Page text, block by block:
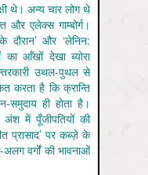
थे। अन्य चार लोग थे
और एलेक्स गाम्बोर्ग।
दौरान’ और ‘लेनिन:
का आँखों देखा ब्योरा
उथल-पुथल से
करता है कि क्रान्ति
समुदाय ही होता है।
में पूँजीपतियों की
प्रासाद’ पर कब्ज़े के
वर्गों की भावनाओं